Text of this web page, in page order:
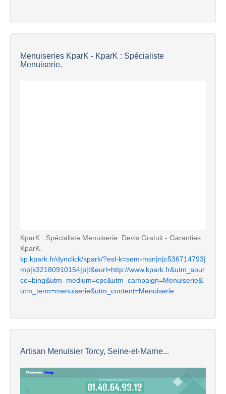
Menuiseries KparK - KparK : Spécialiste
Menuiserie.
KparK : Spécialiste Menuiserie. Devis Gratuit - Garanties
KparK.
kp.kpark.fr/dynclick/kpark/?esl-k=sem-msn|n|c536714793|
mp|k32180910154|p|t&eurl=http://www.kpark.fr&utm_sour
ce=bing&utm_medium=cpc&utm_campaign=Menuiserie&
utm_term=menuiserie&utm_content=Menuiserie
Artisan Menuisier Torcy, Seine-et-Marne...